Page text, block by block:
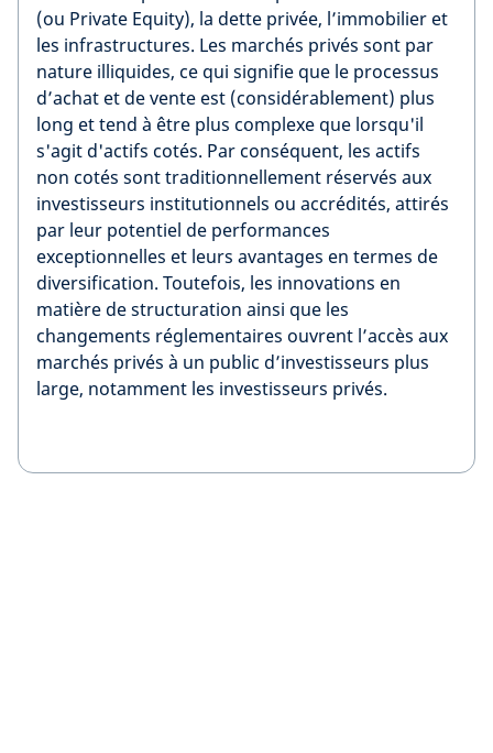
(ou Private Equity), la dette privée, l’immobilier et
les infrastructures. Les marchés privés sont par
nature illiquides, ce qui signifie que le processus
d’achat et de vente est (considérablement) plus
long et tend à être plus complexe que lorsqu'il
s'agit d'actifs cotés. Par conséquent, les actifs
non cotés sont traditionnellement réservés aux
investisseurs institutionnels ou accrédités, attirés
par leur potentiel de performances
exceptionnelles et leurs avantages en termes de
diversification. Toutefois, les innovations en
matière de structuration ainsi que les
changements réglementaires ouvrent l’accès aux
marchés privés à un public d’investisseurs plus
large, notamment les investisseurs privés.